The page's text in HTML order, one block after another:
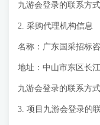
九游会登录的联系方
2. 采购代理机构信息
名称：广东国采招标
地址：中山市东区长
九游会登录的联系方
3. 项目九游会登录的